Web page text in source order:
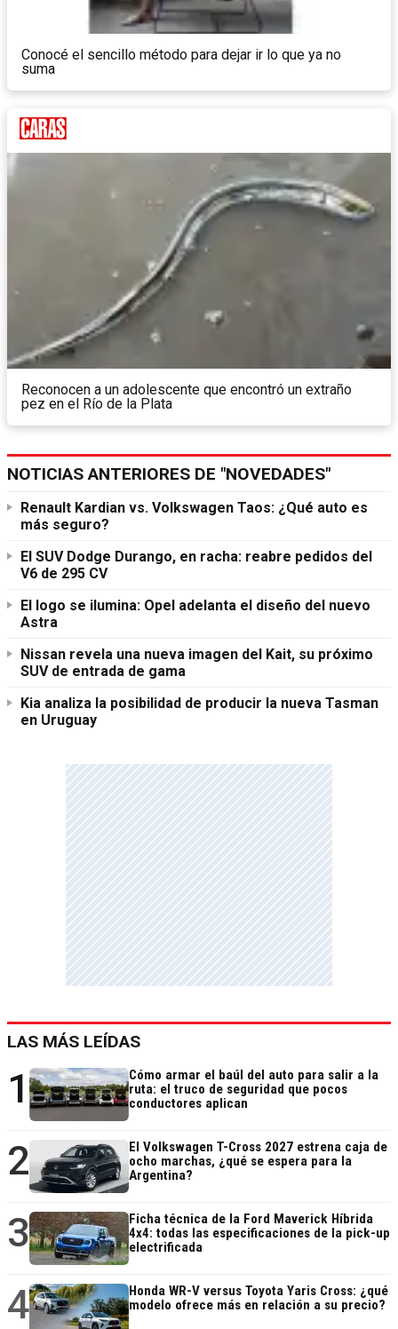
Conocé el sencillo método para dejar ir lo que ya no
suma
Reconocen a un adolescente que encontró un extraño
pez en el Río de la Plata
NOTICIAS ANTERIORES DE "NOVEDADES"
Renault Kardian vs. Volkswagen Taos: ¿Qué auto es
más seguro?
El SUV Dodge Durango, en racha: reabre pedidos del
V6 de 295 CV
El logo se ilumina: Opel adelanta el diseño del nuevo
Astra
Nissan revela una nueva imagen del Kait, su próximo
SUV de entrada de gama
Kia analiza la posibilidad de producir la nueva Tasman
en Uruguay
LAS MÁS LEÍDAS
1
Cómo armar el baúl del auto para salir a la
ruta: el truco de seguridad que pocos
conductores aplican
2
El Volkswagen T-Cross 2027 estrena caja de
ocho marchas, ¿qué se espera para la
Argentina?
3
Ficha técnica de la Ford Maverick Híbrida
4x4: todas las especificaciones de la pick-up
electrificada
4
Honda WR-V versus Toyota Yaris Cross: ¿qué
modelo ofrece más en relación a su precio?